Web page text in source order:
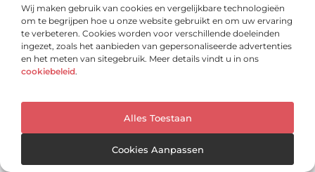
Wij maken gebruik van cookies en vergelijkbare technologieën
om te begrijpen hoe u onze website gebruikt en om uw ervaring
te verbeteren. Cookies worden voor verschillende doeleinden
ingezet, zoals het aanbieden van gepersonaliseerde advertenties
en het meten van sitegebruik. Meer details vindt u in ons
cookiebeleid.
Alles Toestaan
Cookies Aanpassen
Betrouwbare slotenmaker Heiloo